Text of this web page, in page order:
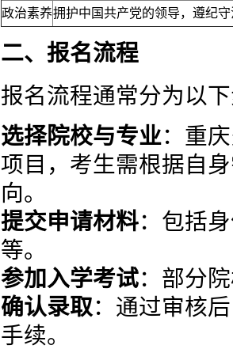
政治素养拥护中国共产党的领导，遵纪守
二、报名流程
报名流程通常分为以
选择院校与专业：重
项目，考生需根据自
向。
提交申请材料：包括
等。
参加入学考试：部分
确认录取：通过审核
手续。